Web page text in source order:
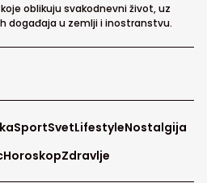
oblikuju svakodnevni život, uz
događaja u zemlji i inostranstvu.
SportSvetLifestyleNostalgija
HoroskopZdravlje